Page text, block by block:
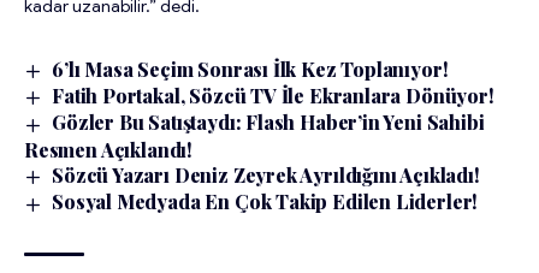
kadar uzanabilir.” dedi.
6’lı Masa Seçim Sonrası İlk Kez Toplanıyor!
Fatih Portakal, Sözcü TV İle Ekranlara Dönüyor!
Gözler Bu Satıştaydı: Flash Haber’in Yeni Sahibi
Resmen Açıklandı!
Sözcü Yazarı Deniz Zeyrek Ayrıldığını Açıkladı!
Sosyal Medyada En Çok Takip Edilen Liderler!